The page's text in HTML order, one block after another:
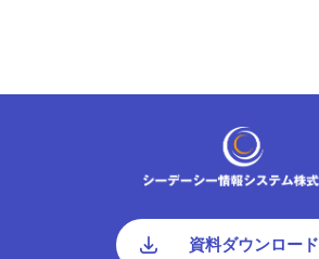
資料ダウンロード